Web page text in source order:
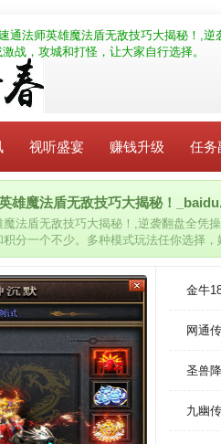
通法师英雄魔法盾无敌技巧大揭秘！,
战，攻城和打怪，让大家自行选择。
视听盛宴 赚钱升级 任务
雄魔法盾无敌技巧大揭秘！
法盾无敌技巧大揭秘！,逆袭翻盘全凭
分一个不少。多种模式玩法任你选择
金牛
网通
圣兽
九幽